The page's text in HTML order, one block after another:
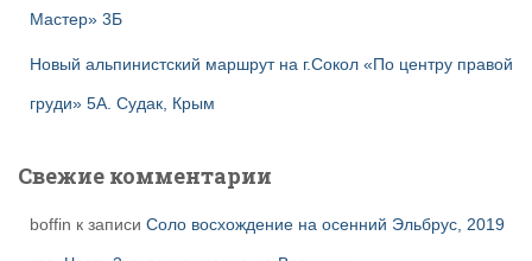
Мастер» 3Б
Новый альпинистский маршрут на г.Сокол «По центру правой
груди» 5А. Судак, Крым
Свежие комментарии
boffin к записи Соло восхождение на осенний Эльбрус, 2019